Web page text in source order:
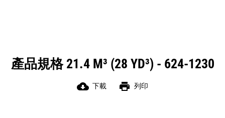
產品規格 21.4 M³ (28 YD³) - 624-1230
cloud_download 下載 print 列印